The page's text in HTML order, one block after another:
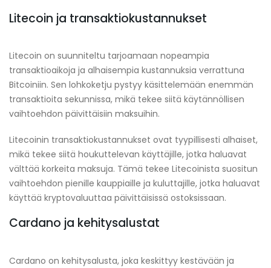
Litecoin ja transaktiokustannukset
Litecoin on suunniteltu tarjoamaan nopeampia
transaktioaikoja ja alhaisempia kustannuksia verrattuna
Bitcoiniin. Sen lohkoketju pystyy käsittelemään enemmän
transaktioita sekunnissa, mikä tekee siitä käytännöllisen
vaihtoehdon päivittäisiin maksuihin.
Litecoinin transaktiokustannukset ovat tyypillisesti alhaiset,
mikä tekee siitä houkuttelevan käyttäjille, jotka haluavat
välttää korkeita maksuja. Tämä tekee Litecoinista suositun
vaihtoehdon pienille kauppiaille ja kuluttajille, jotka haluavat
käyttää kryptovaluuttaa päivittäisissä ostoksissaan.
Cardano ja kehitysalustat
Cardano on kehitysalusta, joka keskittyy kestävään ja